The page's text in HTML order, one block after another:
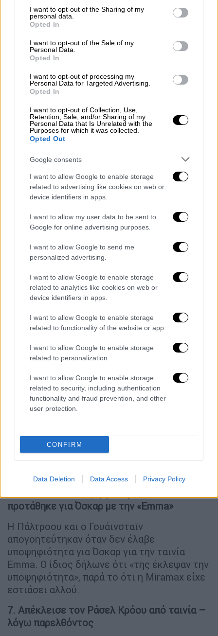
not limited to your visit or usage behaviour. You may click to
grant or deny consent to Google and its third-party tags to
use your data for below specified purposes in below Google
consent section.
I want to opt-out of the Sharing of my
personal data.
Opted In
I want to opt-out of the Sale of my
Personal Data.
Opted In
I want to opt-out of processing my
Personal Data for Targeted Advertising.
Opted In
I want to opt-out of Collection, Use,
Retention, Sale, and/or Sharing of my
Personal Data that Is Unrelated with the
Purposes for which it was collected.
Opted Out
Google consents
I want to allow Google to enable storage
related to advertising like cookies on web or
device identifiers in apps.
I want to allow my user data to be sent to
Google for online advertising purposes.
I want to allow Google to send me
personalized advertising.
I want to allow Google to enable storage
related to analytics like cookies on web or
device identifiers in apps.
I want to allow Google to enable storage
related to functionality of the website or app.
I want to allow Google to enable storage
related to personalization.
I want to allow Google to enable storage
related to security, including authentication
functionality and fraud prevention, and other
user protection.
CONFIRM
Data Deletion Data Access Privacy Policy
φανταζόταν σε σκηνές γυμνού. Τον ρόλο
πήρε τελικά η Κέιτ Μπέκινσεϊλ.
5. Αγνόησε τις πιέσεις του Γουάινσταϊν για
σέξι εμφάνιση – και έγραψε ιστορία
Στα MTV VMA του 1996, ο Γουάινσταϊν ήθελε
η Πάλτροου να φορέσει σέξι Gucci, όμως
παντελόνι – εμφάνιση που έμεινε στην
ιστορία.
προτάθηκε για Όσκαρ με την «Emma»
Η Πάλτροου και ο Γουάινσταϊν
απογοητεύτηκαν όταν δεν έλαβε
υποψηφιότητα για Όσκαρ για την ταινία
Emma. Ο ίδιος δήλωνε ότι «της έκλεψαν την
υποψηφιότητα», παρά το ότι η Miramax είχε
εστιάσει αλλού.
7. Απέκλεισε τον Ράσελ Κρόου από ταινία –
λόγω παρελθόντος